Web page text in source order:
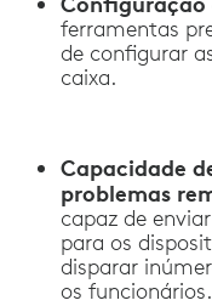
ferramentas
de configurar
caixa.
Capacidade
problemas
capaz de
para os
disparar
os funcionários.